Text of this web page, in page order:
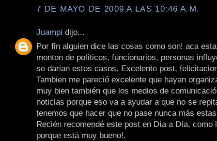
7 DE MAYO DE 2009 A LAS 10:46 A.M.
Juampi dijo...
Por fin alguien dice las cosas como son! aca
monton de políticos, funcionarios, personas
se darian estos casos. Excelente post,
Tambien me pareció excelente que hayan
muy bien también que los medios de
noticias porque eso va a ayudar a que no se
tenemos que hacer que no pase nunca más
Recién recomendé este post en Día a Día, como
porque está muy bueno!.